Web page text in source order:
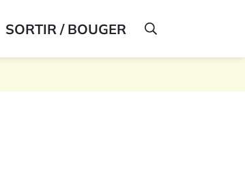
SORTIR / BOUGER AFFICHER LA